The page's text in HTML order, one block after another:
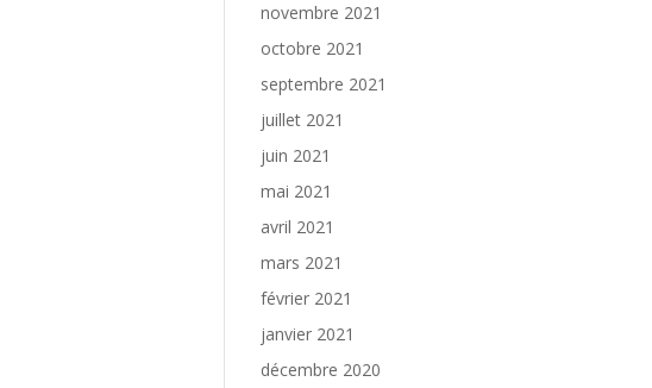
novembre 2021
octobre 2021
septembre 2021
juillet 2021
juin 2021
mai 2021
avril 2021
mars 2021
février 2021
janvier 2021
décembre 2020